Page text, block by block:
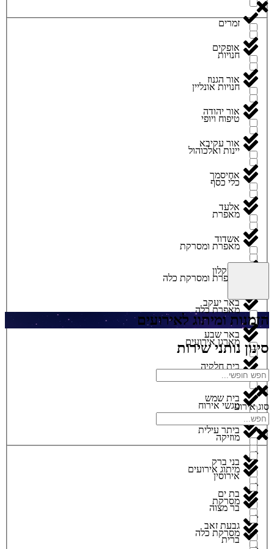
זמרים
חנויות
חנויות אונליין
טיפוח ויופי
יינות ואלכוהול
כלי כסף
מאפרת
מאפרת ומסרקת
מאפרת ומסרקת כלה
מאפרת כלה
מארגן אירועים
מגנטים
מגשי אירוח
מוזיקה
מיתוג אירועים
מסרקת
מסרקת כלה
אופקים
אור הגנוז
אור יהודה
אור עקיבא
אחיסמך
אלעד
אשדוד
אשקלון
באר יעקב
באר שבע
בית חלקיה
בית שמש
ביתר עילית
בני ברק
בת ים
גבעת זאב
הזמנות ומיתוג לאירועים
סינון נותני שירות
סוג אירוע
אירוסין
בר מצוה
ברית